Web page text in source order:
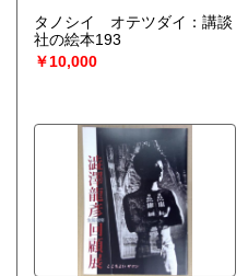
タノシイ オテツダイ：講談
社の絵本193
￥10,000